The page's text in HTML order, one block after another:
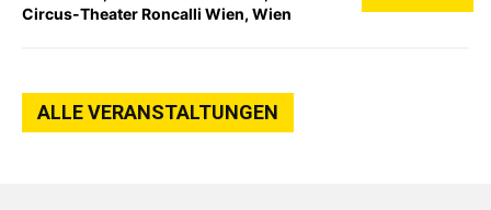
Circus-Theater Roncalli Wien, Wien
ALLE VERANSTALTUNGEN